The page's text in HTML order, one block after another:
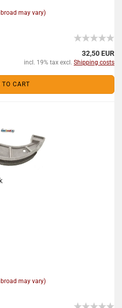
may vary)
32,50 EUR
incl. 19% tax excl. Shipping costs
TO CART
may vary)